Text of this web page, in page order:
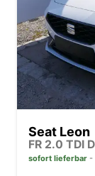
Seat Leon
sofort lieferbar